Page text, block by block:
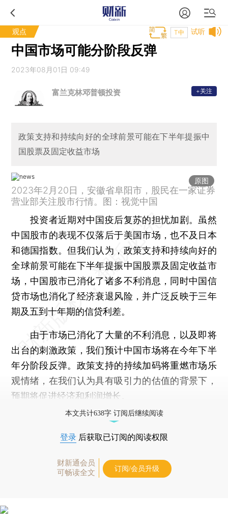
观点 试听
T中
中国市场可能分阶段反弹
2023年08月01日 09:49
富兰克林邓普顿投资 +关注
政策支持和持续向好的全球前景可能在下半年提振中
国股票及固定收益市场
原图
2023年2月20日，安徽省阜阳市，股民在一家证券
营业部关注股市行情。图：视觉中国
投资者近期对中国疫后复苏的担忧加剧。虽然
中国股市的表现不仅落后于美国市场，也不及日本
和德国指数。但我们认为，政策支持和持续向好的
全球前景可能在下半年提振中国股票及固定收益市
场，中国股市已消化了诸多不利消息，同时中国信
贷市场也消化了经济衰退风险，并广泛反映于三年
期及五到十年期的信贷利差。
由于市场已消化了大量的不利消息，以及即将
出台的刺激政策，我们预计中国市场将在今年下半
年分阶段反弹。政策支持的持续加码将重燃市场乐
观情绪，在我们认为具有吸引力的估值的背景下，
预期将促进经济和利润增长。
本文共计638字 订阅后继续阅读
登录 后获取已订阅的阅读权限
财新通会员
可畅读全文
订阅/会员升级